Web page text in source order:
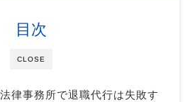
CLOSE
目次
律事務所で退職代行は失敗す